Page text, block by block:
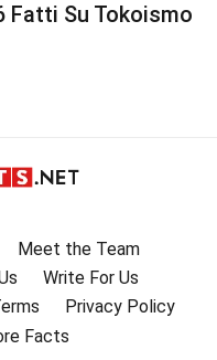
Fatti Su Tokoismo
Meet the Team
Write For Us
Privacy Policy
Facts